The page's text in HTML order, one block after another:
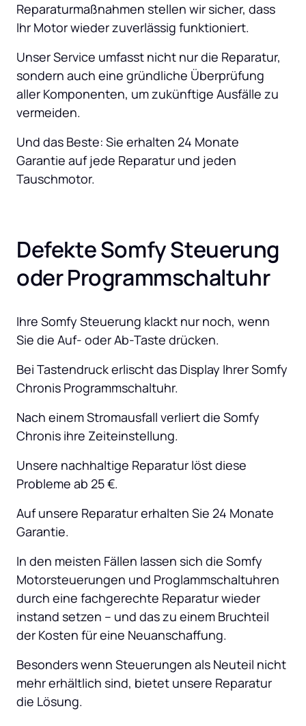
Reparaturmaßnahmen stellen wir sicher, dass
Ihr Motor wieder zuverlässig funktioniert.
Unser Service umfasst nicht nur die Reparatur,
sondern auch eine gründliche Überprüfung
aller Komponenten, um zukünftige Ausfälle zu
vermeiden.
Und das Beste: Sie erhalten 24 Monate
Garantie auf jede Reparatur und jeden
Tauschmotor.
Defekte Somfy Steuerung
oder Programmschaltuhr
Ihre Somfy Steuerung klackt nur noch, wenn
Sie die Auf- oder Ab-Taste drücken.
Bei Tastendruck erlischt das Display Ihrer Somfy
Chronis Programmschaltuhr.
Nach einem Stromausfall verliert die Somfy
Chronis ihre Zeiteinstellung.
Unsere nachhaltige Reparatur löst diese
Probleme ab 25 €.
Auf unsere Reparatur erhalten Sie 24 Monate
Garantie.
In den meisten Fällen lassen sich die Somfy
Motorsteuerungen und Proglammschaltuhren
durch eine fachgerechte Reparatur wieder
instand setzen – und das zu einem Bruchteil
der Kosten für eine Neuanschaffung.
Besonders wenn Steuerungen als Neuteil nicht
mehr erhältlich sind, bietet unsere Reparatur
die Lösung.